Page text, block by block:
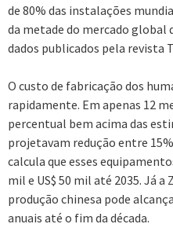
de 80% das instalações
da metade do mercado global
dados publicados pela revista
O custo de fabricação dos
rapidamente. Em apenas 12
percentual bem acima das
projetavam redução entre
calcula que esses
mil e US$ 50 mil até 2035. Já a
produção chinesa pode
anuais até o fim da década.